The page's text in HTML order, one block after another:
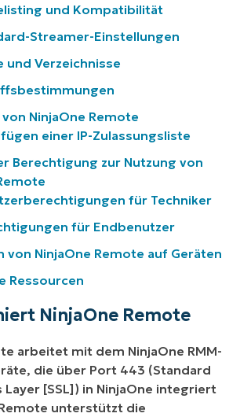
und Kompatibilität
Streamer-Einstellungen
und Verzeichnisse
NinjaOne Remote
einer IP-Zulassungsliste
Berechtigung zur Nutzung von
für Techniker
für Endbenutzer
von NinjaOne Remote auf Geräten
Ressourcen
NinjaOne Remote
arbeitet mit dem NinjaOne RMM-
die über Port 443 (Standard
Layer [SSL]) in NinjaOne integriert
unterstützt die